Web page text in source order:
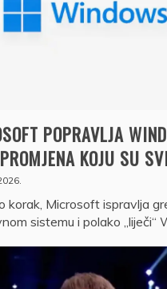
POPRAVLJA
KOJU SU
korak, Microsoft ispravlja
sistemu i polako „liječi“